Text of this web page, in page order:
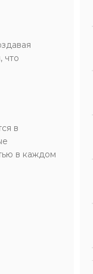
что
в
в каждом